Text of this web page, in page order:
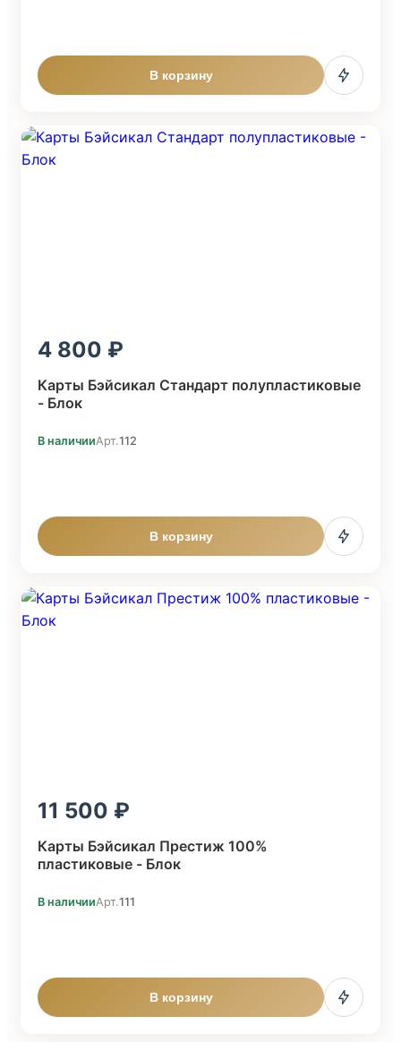
В корзину
4 800
Карты Бэйсикал Стандарт полупластиковые
- Блок
В наличииАрт.112
В корзину
11 500
Карты Бэйсикал Престиж 100%
пластиковые - Блок
В наличииАрт.111
В корзину